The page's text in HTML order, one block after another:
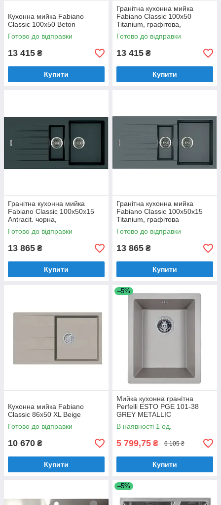
Кухонна мийка Fabiano
Classic 100x50 Beton
Готово до відправки
13 415 ₴
Купити
Гранітна кухонна мийка
Fabiano Classic 100x50
Titanium, графітова,
одночашева з крилом
(8221.301.0018)
Готово до відправки
13 415 ₴
Купити
Гранітна кухонна мийка
Fabiano Classic 100x50x15
Antracit. чорна,
півторачашева з крилом
(8221.301.0520)
Готово до відправки
13 865 ₴
Купити
Гранітна кухонна мийка
Fabiano Classic 100x50x15
Titanium, графітова
півторачашева з крилом
8221.301.0020
Готово до відправки
13 865 ₴
Купити
Кухонна мийка Fabiano
Classic 86x50 XL Beige
Готово до відправки
10 670 ₴
Купити
–5%
Мийка кухонна гранітна
Perfelli ESTO PGE 101-38
GREY METALLIC
В наявності 1 од.
5 799,75 ₴ 6 105 ₴
Купити
–5%